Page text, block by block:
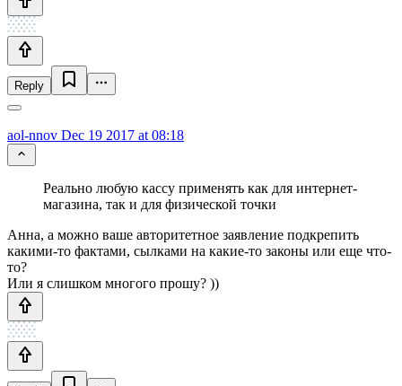
Reply
aol-nnov Dec 19 2017 at 08:18
Реально любую кассу применять как для интернет-
магазина, так и для физической точки
Анна, а можно ваше авторитетное заявление подкрепить
какими-то фактами, сылками на какие-то законы или еще что-
то?
Или я слишком многого прошу? ))